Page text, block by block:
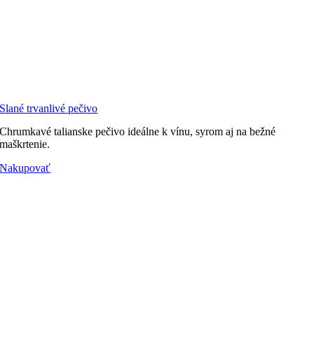
Slané trvanlivé pečivo
Chrumkavé talianske pečivo ideálne k vínu, syrom aj na bežné
maškrtenie.
Nakupovať